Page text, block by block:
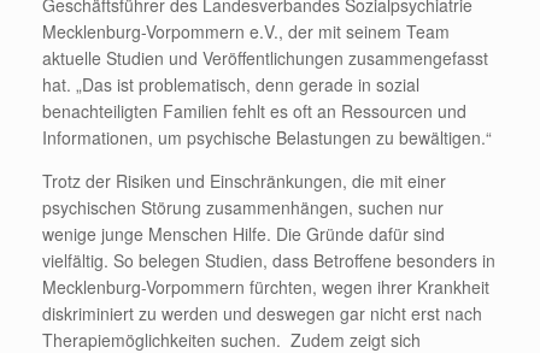
Geschäftsführer des Landesverbandes Sozialpsychiatrie
Mecklenburg-Vorpommern e.V., der mit seinem Team
aktuelle Studien und Veröffentlichungen zusammengefasst
hat. „Das ist problematisch, denn gerade in sozial
benachteiligten Familien fehlt es oft an Ressourcen und
Informationen, um psychische Belastungen zu bewältigen.“
Trotz der Risiken und Einschränkungen, die mit einer
psychischen Störung zusammenhängen, suchen nur
wenige junge Menschen Hilfe. Die Gründe dafür sind
vielfältig. So belegen Studien, dass Betroffene besonders in
Mecklenburg-Vorpommern fürchten, wegen ihrer Krankheit
diskriminiert zu werden und deswegen gar nicht erst nach
Therapiemöglichkeiten suchen. Zudem zeigt sich